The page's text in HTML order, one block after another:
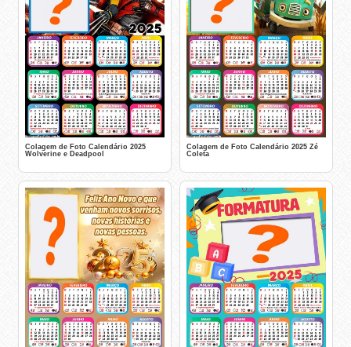
Colagem de Foto Calendário 2025
Wolverine e Deadpool
Colagem de Foto Calendário 2025 Zé
Coleta